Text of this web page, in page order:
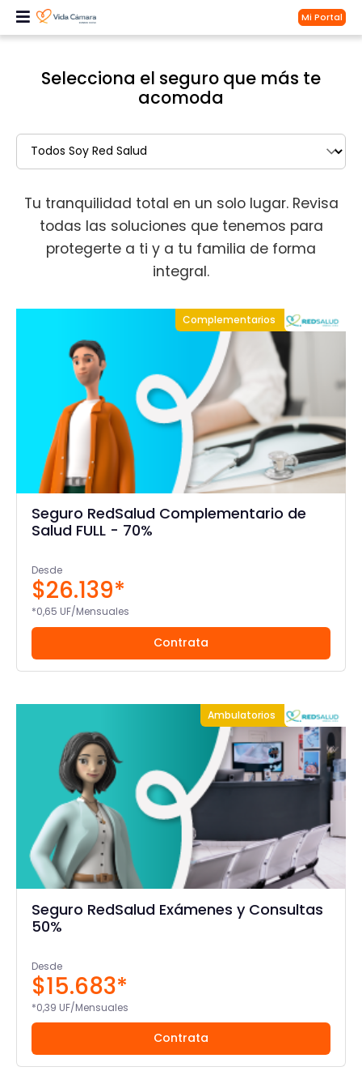
Mi Portal
Selecciona el seguro que más te
acomoda
Tu tranquilidad total en un solo lugar. Revisa
todas las soluciones que tenemos para
protegerte a ti y a tu familia de forma
integral.
Complementarios
Seguro RedSalud Complementario de
Salud FULL - 70%
Desde
$26.139*
*0,65 UF/Mensuales
Contrata
Ambulatorios
Seguro RedSalud Exámenes y Consultas
50%
Desde
$15.683*
*0,39 UF/Mensuales
Contrata